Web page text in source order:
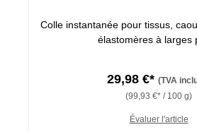
Colle instantanée pour tissus,
élastomères à larges
29,98 €* (TVA
(99,93 €* / 100 g)
Évaluer l'article